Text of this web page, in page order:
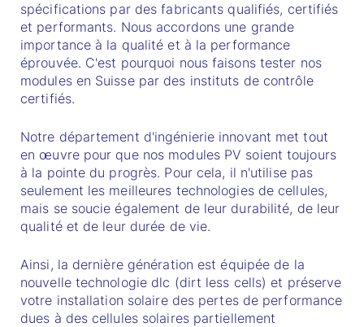
spécifications par des fabricants qualifiés, certifiés
et performants. Nous accordons une grande
importance à la qualité et à la performance
éprouvée. C'est pourquoi nous faisons tester nos
modules en Suisse par des instituts de contrôle
certifiés.
Notre département d'ingénierie innovant met tout
en œuvre pour que nos modules PV soient toujours
à la pointe du progrès. Pour cela, il n'utilise pas
seulement les meilleures technologies de cellules,
mais se soucie également de leur durabilité, de leur
qualité et de leur durée de vie.
Ainsi, la dernière génération est équipée de la
nouvelle technologie dlc (dirt less cells) et préserve
votre installation solaire des pertes de performance
dues à des cellules solaires partiellement